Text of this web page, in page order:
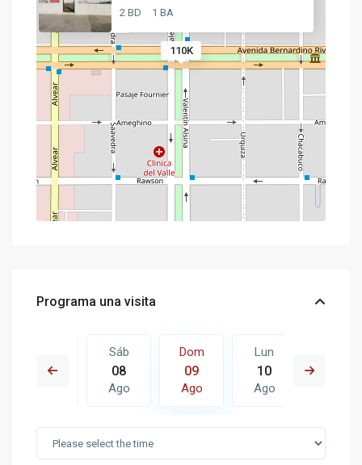
110K
2 BD 1 BA
Programa una visita
17
Sáb
08
Ago
Dom
09
Ago
Lun
10
Ago